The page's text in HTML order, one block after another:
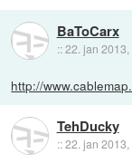
BaToCarx
::22. jan 2013,
http://
TehDucky
::22. jan 2013,